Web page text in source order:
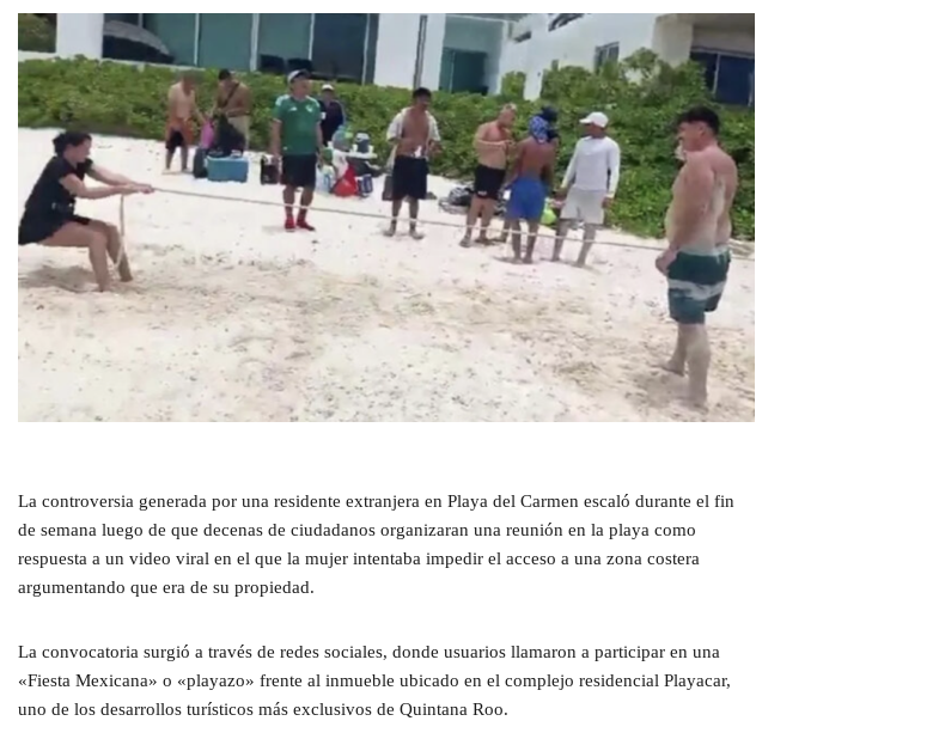
La controversia generada por una residente extranjera en Playa del Carmen escaló durante el fin
de semana luego de que decenas de ciudadanos organizaran una reunión en la playa como
respuesta a un video viral en el que la mujer intentaba impedir el acceso a una zona costera
argumentando que era de su propiedad.
La convocatoria surgió a través de redes sociales, donde usuarios llamaron a participar en una
«Fiesta Mexicana» o «playazo» frente al inmueble ubicado en el complejo residencial Playacar,
uno de los desarrollos turísticos más exclusivos de Quintana Roo.